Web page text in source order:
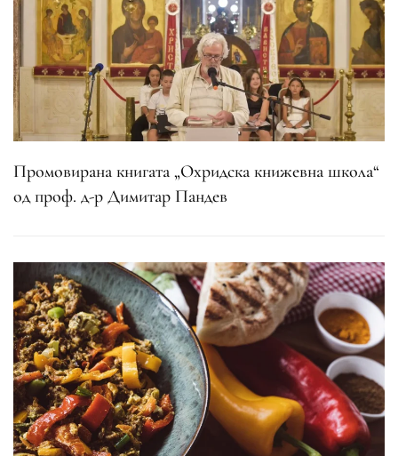
Промовирана книгата „Охридска книжевна школа“
од проф. д-р Димитар Пандев